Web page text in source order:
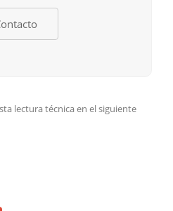
lectura técnica en el siguiente